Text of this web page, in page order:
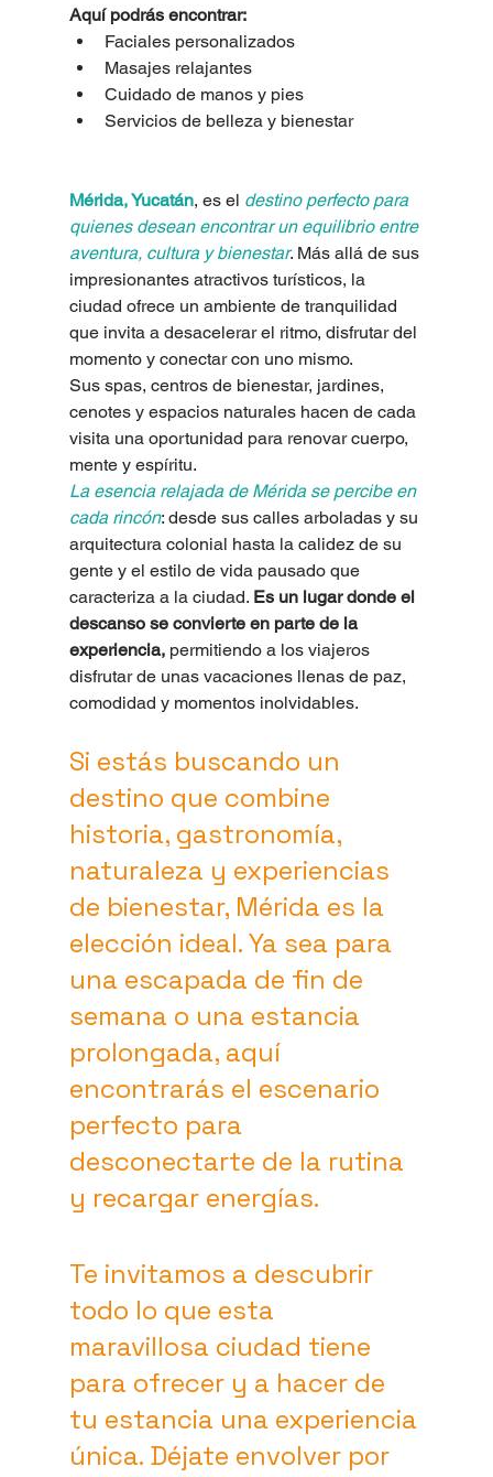
Aquí podrás encontrar:
Faciales personalizados
Masajes relajantes
Cuidado de manos y pies
Servicios de belleza y bienestar
Mérida, Yucatán, es el destino perfecto para
quienes desean encontrar un equilibrio entre
aventura, cultura y bienestar. Más allá de sus
impresionantes atractivos turísticos, la
ciudad ofrece un ambiente de tranquilidad
que invita a desacelerar el ritmo, disfrutar del
momento y conectar con uno mismo.
Sus spas, centros de bienestar, jardines,
cenotes y espacios naturales hacen de cada
visita una oportunidad para renovar cuerpo,
mente y espíritu.
La esencia relajada de Mérida se percibe en
cada rincón: desde sus calles arboladas y su
arquitectura colonial hasta la calidez de su
gente y el estilo de vida pausado que
caracteriza a la ciudad. Es un lugar donde el
descanso se convierte en parte de la
experiencia, permitiendo a los viajeros
disfrutar de unas vacaciones llenas de paz,
comodidad y momentos inolvidables.
Si estás buscando un
destino que combine
historia, gastronomía,
naturaleza y experiencias
de bienestar, Mérida es la
elección ideal. Ya sea para
una escapada de fin de
semana o una estancia
prolongada, aquí
encontrarás el escenario
perfecto para
desconectarte de la rutina
y recargar energías.
Te invitamos a descubrir
todo lo que esta
maravillosa ciudad tiene
para ofrecer y a hacer de
tu estancia una experiencia
única. Déjate envolver por